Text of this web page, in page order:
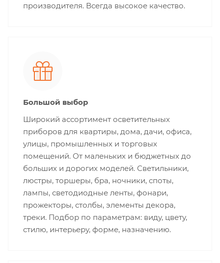
производителя. Всегда высокое качество.
Большой выбор
Широкий ассортимент осветительных
приборов для квартиры, дома, дачи, офиса,
улицы, промышленных и торговых
помещений. От маленьких и бюджетных до
больших и дорогих моделей. Светильники,
люстры, торшеры, бра, ночники, споты,
лампы, светодиодные ленты, фонари,
прожекторы, столбы, элементы декора,
треки. Подбор по параметрам: виду, цвету,
стилю, интерьеру, форме, назначению.